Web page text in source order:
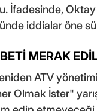
İfadesinde, Oktay
iddialar öne
MERAK
ATV
Olmak İster"